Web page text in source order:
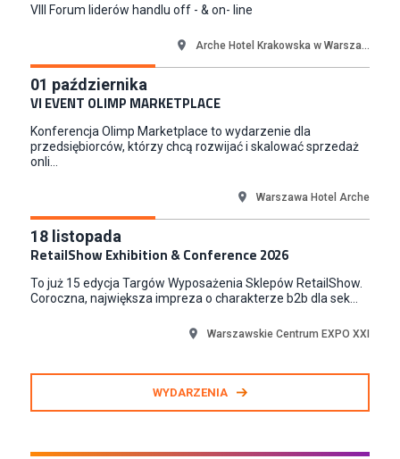
Kraków
Junior RPA Developer (k/m)
TERG S.A.
VIII Forum liderów handlu off - & on- line
Arche Hotel Krakowska w Warsza...
01 października
VI EVENT OLIMP MARKETPLACE
Konferencja Olimp Marketplace to wydarzenie dla
przedsiębiorców, którzy chcą rozwijać i skalować sprzedaż
onli...
Warszawa Hotel Arche
18 listopada
RetailShow Exhibition & Conference 2026
To już 15 edycja Targów Wyposażenia Sklepów RetailShow.
Coroczna, największa impreza o charakterze b2b dla sek...
Warszawskie Centrum EXPO XXI
WYDARZENIA